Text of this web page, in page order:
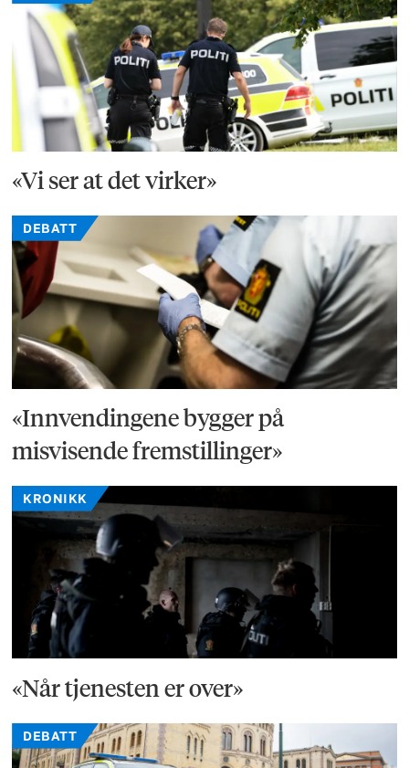
«Vi ser at det virker»
DEBATT
«Innvendingene bygger på
misvisende fremstillinger»
KRONIKK
«Når tjenesten er over»
DEBATT